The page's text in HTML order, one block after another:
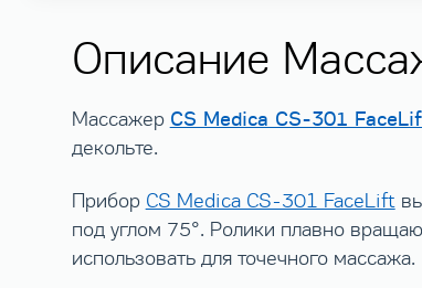
Описание
Массажер CS Medica CS-301
декольте.
Прибор CS Medica CS-301 FaceLift
под углом 75°. Ролики плавно
использовать для точечного массажа.